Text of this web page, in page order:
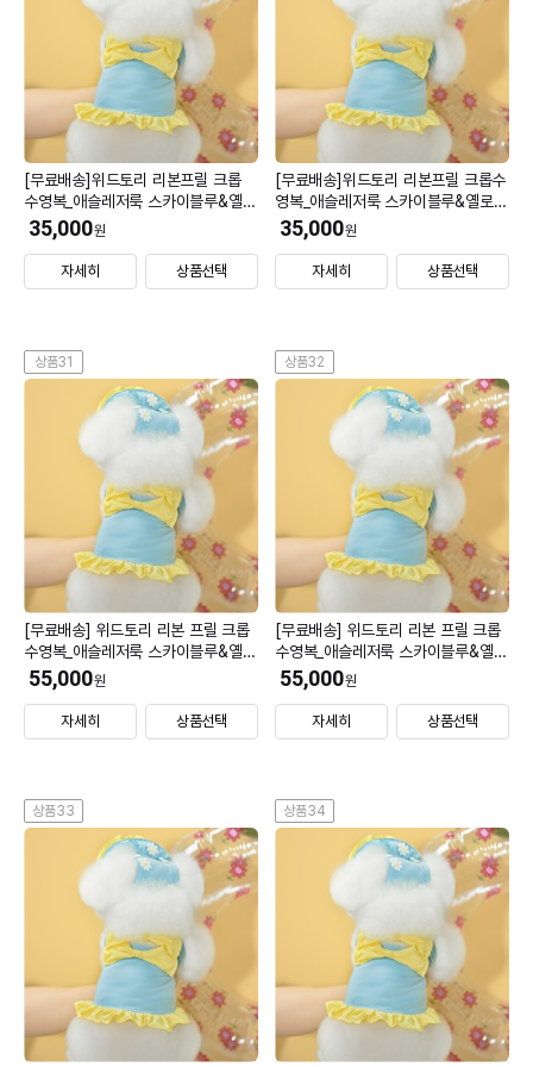
[무료배송]위드토리 리본프릴 크롭
수영복_애슬레저룩 스카이블루&옐로
우 XL (모자 미선택)
35,000원
자세히 상품선택
[무료배송]위드토리 리본프릴 크롭수
영복_애슬레저룩 스카이블루&옐로우
2XL (모자 미선택)
35,000원
자세히 상품선택
상품31
[무료배송] 위드토리 리본 프릴 크롭
수영복_애슬레저룩 스카이블루&옐로
우 S (모자 S)
55,000원
자세히 상품선택
상품32
[무료배송] 위드토리 리본 프릴 크롭
수영복_애슬레저룩 스카이블루&옐로
우 SM (모자 S)
55,000원
자세히 상품선택
상품33 상품34